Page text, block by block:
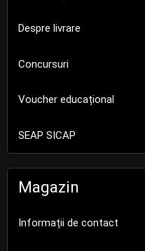
Despre livrare
Concursuri
Voucher educațional
SEAP SICAP
Magazin
Informații de contact